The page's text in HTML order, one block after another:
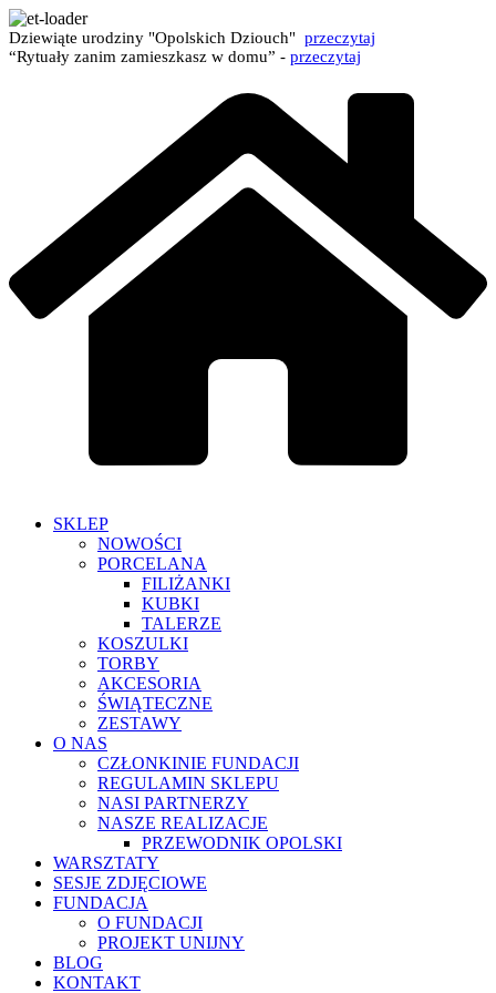
Dziewiąte urodziny "Opolskich Dziouch" przeczytaj
“Rytuały zanim zamieszkasz w domu” - przeczytaj
SKLEP
NOWOŚCI
PORCELANA
FILIŻANKI
KUBKI
TALERZE
KOSZULKI
TORBY
AKCESORIA
ŚWIĄTECZNE
ZESTAWY
O NAS
CZŁONKINIE FUNDACJI
REGULAMIN SKLEPU
NASI PARTNERZY
NASZE REALIZACJE
PRZEWODNIK OPOLSKI
WARSZTATY
SESJE ZDJĘCIOWE
FUNDACJA
O FUNDACJI
PROJEKT UNIJNY
BLOG
KONTAKT